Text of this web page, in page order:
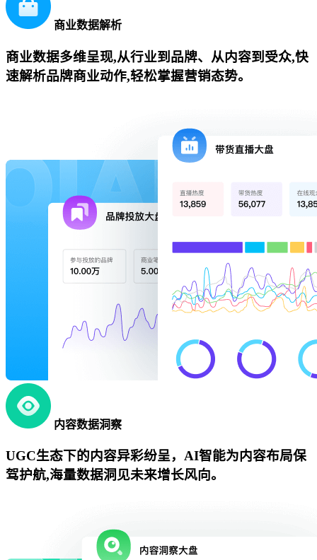
商业数据解析
商业数据多维呈现,从行业到品牌、从内容到受众,快
速解析品牌商业动作,轻松掌握营销态势。
内容数据洞察
UGC生态下的内容异彩纷呈，AI智能为内容布局保
驾护航,海量数据洞见未来增长风向。